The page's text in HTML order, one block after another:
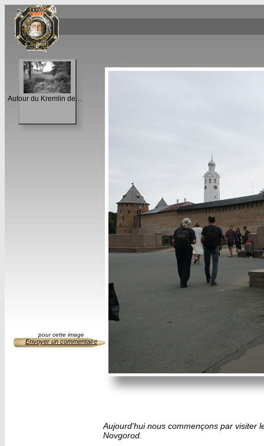
pour cette image
Envoyer un commentaire
Aujourd'hui nous commençons par visiter
Novgorod.